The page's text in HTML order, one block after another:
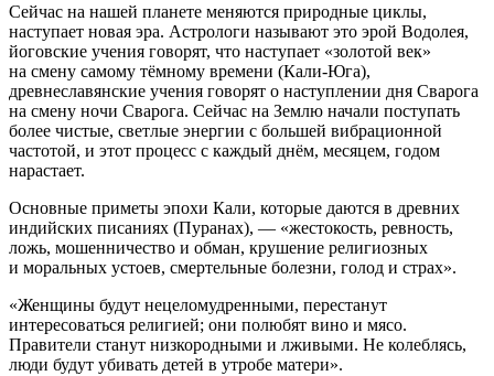
Сейчас на нашей планете меняются природные циклы,
наступает новая эра. Астрологи называют это эрой Водолея,
йоговские учения говорят, что наступает «золотой век»
на смену самому тёмному времени (Кали-Юга),
древнеславянские учения говорят о наступлении дня Сварога
на смену ночи Сварога. Сейчас на Землю начали поступать
более чистые, светлые энергии с большей вибрационной
частотой, и этот процесс с каждый днём, месяцем, годом
нарастает.
Основные приметы эпохи Кали, которые даются в древних
индийских писаниях (Пуранах), — «жестокость, ревность,
ложь, мошенничество и обман, крушение религиозных
и моральных устоев, смертельные болезни, голод и страх».
«Женщины будут нецеломудренными, перестанут
интересоваться религией; они полюбят вино и мясо.
Правители станут низкородными и лживыми. Не колеблясь,
люди будут убивать детей в утробе матери».